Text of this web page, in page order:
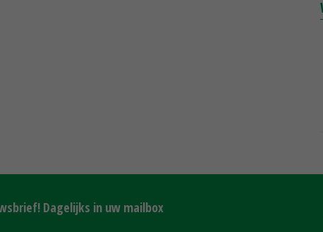
Dagelijks in uw mailbox